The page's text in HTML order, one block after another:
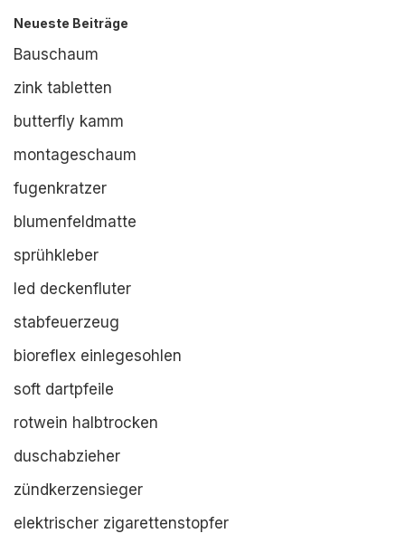
Neueste Beiträge
Bauschaum
zink tabletten
butterfly kamm
montageschaum
fugenkratzer
blumenfeldmatte
sprühkleber
led deckenfluter
stabfeuerzeug
bioreflex einlegesohlen
soft dartpfeile
rotwein halbtrocken
duschabzieher
zündkerzensieger
elektrischer zigarettenstopfer